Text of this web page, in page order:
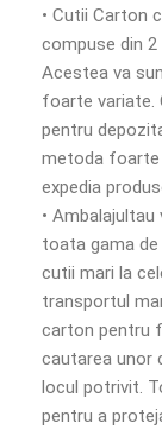
• Cutii Carton
compuse din
Acestea va
foarte variate.
pentru
metoda foarte
expedia
•
toata gama
cutii mari la
transportul
carton pentru
cautarea unor
locul potrivit.
pentru a